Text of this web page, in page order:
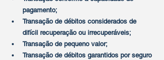
pagamento;
Transação de débitos considerados de
difícil recuperação ou irrecuperáveis;
Transação de pequeno valor;
Transação de débitos garantidos por seguro